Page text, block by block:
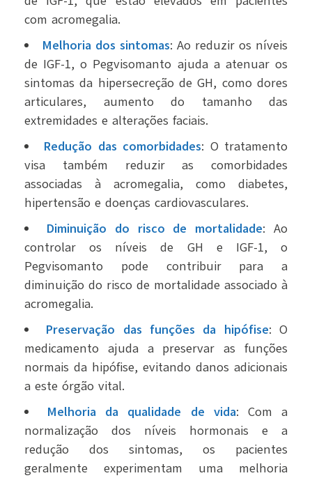
com acromegalia.
Melhoria dos sintomas: Ao reduzir os níveis
de IGF-1, o Pegvisomanto ajuda a atenuar os
sintomas da hipersecreção de GH, como dores
articulares, aumento do tamanho das
extremidades e alterações faciais.
Redução das comorbidades: O tratamento
visa também reduzir as comorbidades
associadas à acromegalia, como diabetes,
hipertensão e doenças cardiovasculares.
Diminuição do risco de mortalidade: Ao
controlar os níveis de GH e IGF-1, o
Pegvisomanto pode contribuir para a
diminuição do risco de mortalidade associado à
acromegalia.
Preservação das funções da hipófise: O
medicamento ajuda a preservar as funções
normais da hipófise, evitando danos adicionais
a este órgão vital.
Melhoria da qualidade de vida: Com a
normalização dos níveis hormonais e a
redução dos sintomas, os pacientes
geralmente experimentam uma melhoria